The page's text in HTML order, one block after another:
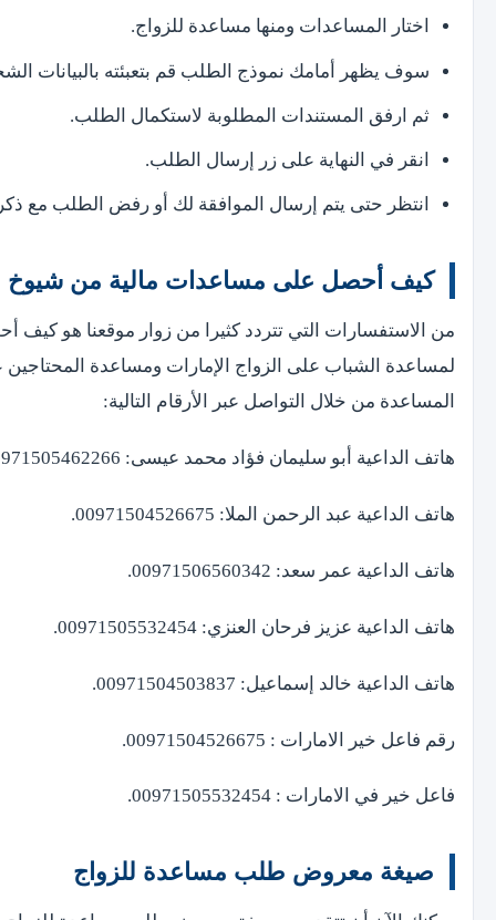
اختار المساعدات ومنها مساعدة للزواج.
سوف يظهر أمامك نموذج الطلب قم بتعبئته بالبيانات
ثم ارفق المستندات المطلوبة لاستكمال الطلب.
انقر في النهاية على زر إرسال الطلب.
انتظر حتى يتم إرسال الموافقة لك أو رفض الطلب مع
كيف أحصل على مساعدات مالية من شيوخ
من الاستفسارات التي تتردد كثيرا من زوار موقعنا هو
لمساعدة الشباب على الزواج الإمارات ومساعدة المحتاجين
المساعدة من خلال التواصل عبر الأرقام التالية:
هاتف الداعية أبو سليمان فؤاد محمد عيسى: 00971505462266.
هاتف الداعية عبد الرحمن الملا: 00971504526675.
هاتف الداعية عمر سعد: 00971506560342.
هاتف الداعية عزيز فرحان العنزي: 00971505532454.
هاتف الداعية خالد إسماعيل: 00971504503837.
رقم فاعل خير الامارات : 00971504526675.
فاعل خير في الامارات : 00971505532454.
صيغة معروض طلب مساعدة للزواج